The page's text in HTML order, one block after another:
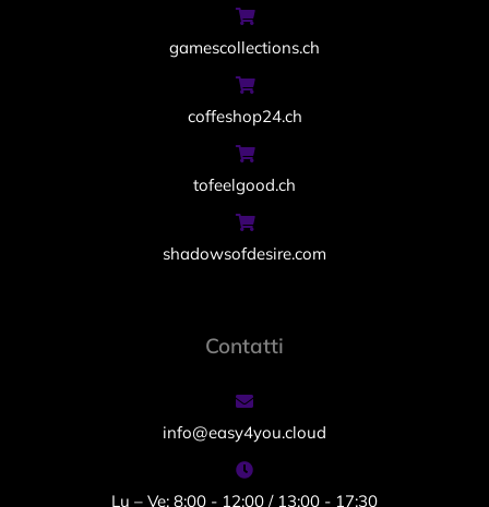
gamescollections.ch
coffeshop24.ch
tofeelgood.ch
shadowsofdesire.com
Contatti
info@easy4you.cloud
Lu – Ve: 8:00 - 12:00 / 13:00 - 17:30